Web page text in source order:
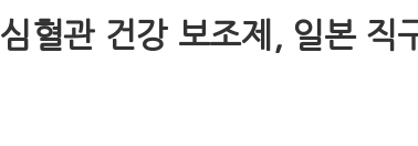
심혈관 건강 보조제, 일본 직